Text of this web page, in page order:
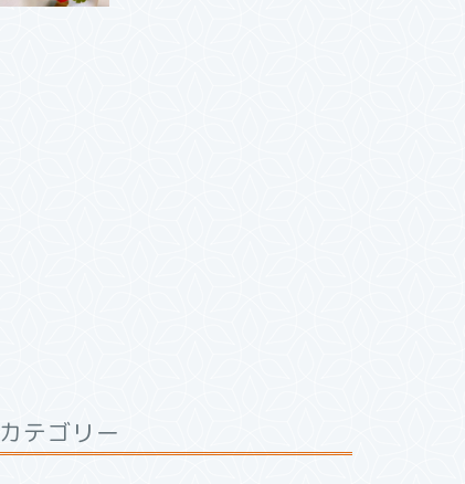
カテゴリー